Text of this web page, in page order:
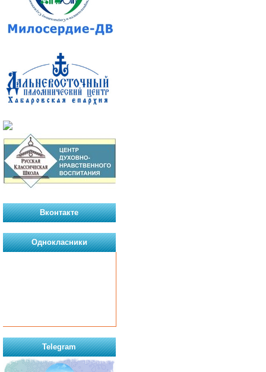
Вконтакте
Однокласники
Telegram